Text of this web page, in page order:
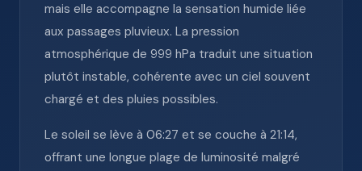
mais elle accompagne la sensation humide liée
aux passages pluvieux. La pression
atmosphérique de 999 hPa traduit une situation
plutôt instable, cohérente avec un ciel souvent
chargé et des pluies possibles.
Le soleil se lève à 06:27 et se couche à 21:14,
offrant une longue plage de luminosité malgré